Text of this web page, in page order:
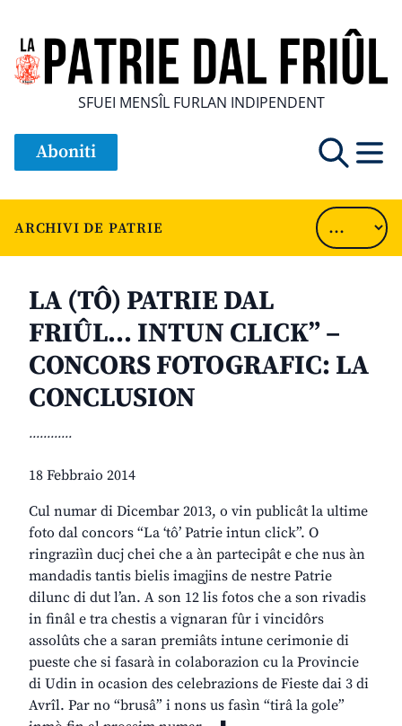
SFUEI MENSÎL FURLAN INDIPENDENT
Aboniti
ARCHIVI DE PATRIE
LA (TÔ) PATRIE DAL
FRIÛL… INTUN CLICK” –
CONCORS FOTOGRAFIC: LA
CONCLUSION
............
18 Febbraio 2014
Cul numar di Dicembar 2013, o vin publicât la ultime
foto dal concors “La ‘tô’ Patrie intun click”. O
ringraziìn ducj chei che a àn partecipât e che nus àn
mandadis tantis bielis imagjins de nestre Patrie
dilunc di dut l’an. A son 12 lis fotos che a son rivadis
in finâl e tra chestis a vignaran fûr i vincidôrs
assolûts che a saran premiâts intune cerimonie di
pueste che si fasarà in colaborazion cu la Provincie
di Udin in ocasion des celebrazions de Fieste dai 3 di
Avrîl. Par no “brusâ” i nons us fasìn “tirâ la gole”